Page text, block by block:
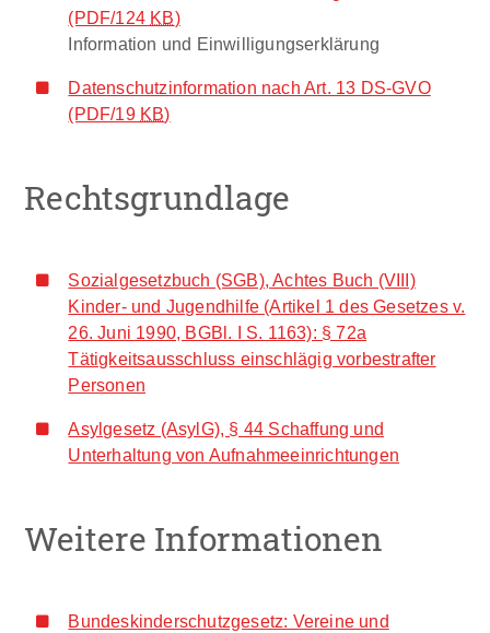
(PDF/124 KB)
Information und Einwilligungserklärung
Datenschutzinformation nach Art. 13 DS-GVO
(PDF/19 KB)
Rechtsgrundlage
Sozialgesetzbuch (SGB), Achtes Buch (VIII)
Kinder- und Jugendhilfe (Artikel 1 des Gesetzes v.
26. Juni 1990, BGBl. I S. 1163): § 72a
Tätigkeitsausschluss einschlägig vorbestrafter
Personen
Asylgesetz (AsylG), § 44 Schaffung und
Unterhaltung von Aufnahmeeinrichtungen
Weitere Informationen
Bundeskinderschutzgesetz: Vereine und